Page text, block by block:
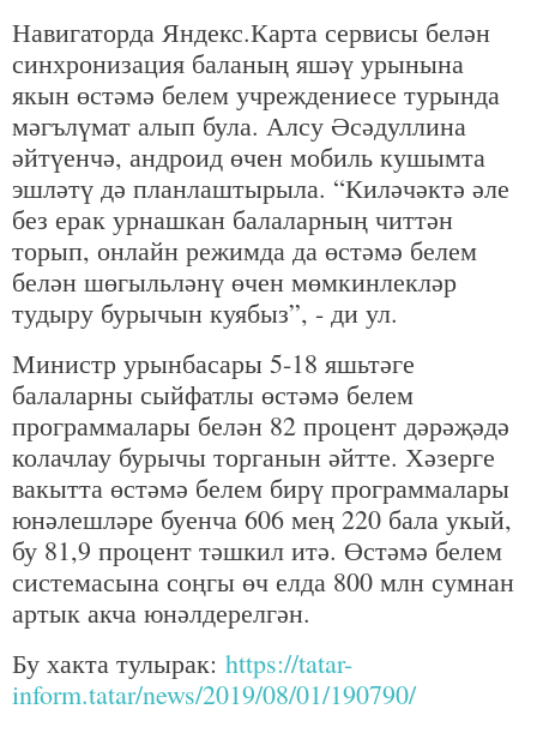
Навигаторда Яндекс.Карта сервисы белән
синхронизация баланың яшәү урынына
якын өстәмә белем учреждениесе турында
мәгълүмат алып була. Алсу Әсәдуллина
әйтүенчә, андроид өчен мобиль кушымта
эшләтү дә планлаштырыла. “Киләчәктә әле
без ерак урнашкан балаларның читтән
торып, онлайн режимда да өстәмә белем
белән шөгыльләнү өчен мөмкинлекләр
тудыру бурычын куябыз”, - ди ул.
Министр урынбасары 5-18 яшьтәге
балаларны сыйфатлы өстәмә белем
программалары белән 82 процент дәрәҗәдә
колачлау бурычы торганын әйтте. Хәзерге
вакытта өстәмә белем бирү программалары
юнәлешләре буенча 606 мең 220 бала укый,
бу 81,9 процент тәшкил итә. Өстәмә белем
системасына соңгы өч елда 800 млн сумнан
артык акча юнәлдерелгән.
Бу хакта тулырак: https://tatar-
inform.tatar/news/2019/08/01/190790/